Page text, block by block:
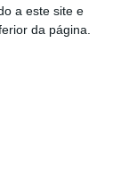
a este site e
da página.
de